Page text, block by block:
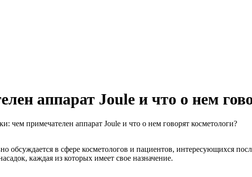
аппарат Joule и что о нем
чем примечателен аппарат Joule и что о нем говорят косметологи?
обсуждается в сфере косметологов и пациентов, интересующихся
каждая из которых имеет свое назначение.